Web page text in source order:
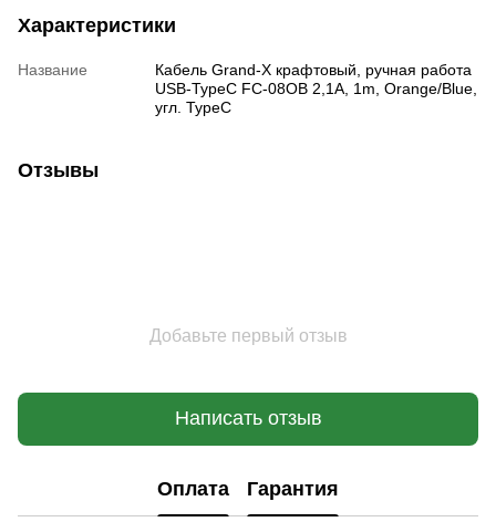
Характеристики
Название
Кабель Grand-X крафтовый, ручная работа
USB-TypeC FC-08OB 2,1A, 1m, Orange/Blue,
угл. TypeC
Отзывы
Добавьте первый отзыв
Написать отзыв
Оплата Гарантия